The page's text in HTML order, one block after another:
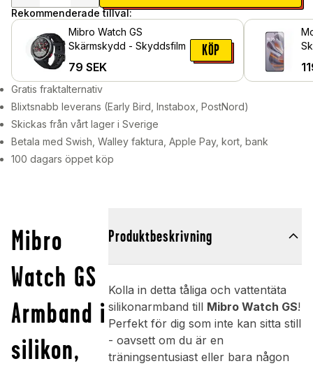
Rekommenderade tillval:
Mibro Watch GS
Skärmskydd - Skyddsfilm
79 SEK
KÖP
Gratis fraktalternativ
Blixtsnabb leverans (Early Bird, Instabox, PostNord)
Skickas från vårt lager i Sverige
Betala med Swish, Walley faktura, Apple Pay, kort, bank
100 dagars öppet köp
Mibro
Watch GS
Armband i
silikon,
Produktbeskrivning
Kolla in detta tåliga och vattentäta
silikonarmband till Mibro Watch GS!
Perfekt för dig som inte kan sitta still
- oavsett om du är en
träningsentusiast eller bara någon